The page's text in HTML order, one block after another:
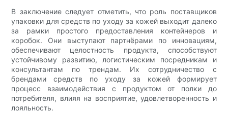
В заключение следует отметить, что роль поставщиков
упаковки для средств по уходу за кожей выходит далеко
за рамки простого предоставления контейнеров и
коробок. Они выступают партнёрами по инновациям,
обеспечивают целостность продукта, способствуют
устойчивому развитию, логистическим посредникам и
консультантам по трендам. Их сотрудничество с
брендами средств по уходу за кожей формирует
процесс взаимодействия с продуктом от полки до
потребителя, влияя на восприятие, удовлетворенность и
лояльность.